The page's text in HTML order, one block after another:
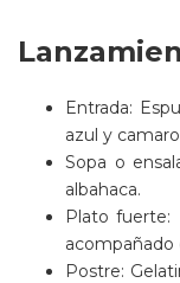
Entrada:
azul y
Sopa o
albahaca.
Plato fuerte:
acompañado
Postre: